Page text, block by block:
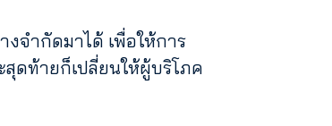
งจำกัดมาได้ เพื่อให้การ
สุดท้ายก็เปลี่ยนให้ผู้บริโภค